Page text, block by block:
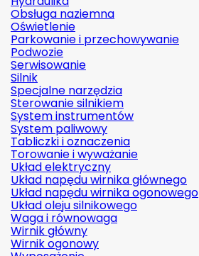
Obsługa naziemna
Oświetlenie
Parkowanie i przechowywanie
Podwozie
Serwisowanie
Silnik
Specjalne narzędzia
Sterowanie silnikiem
System instrumentów
System paliwowy
Tabliczki i oznaczenia
Torowanie i wyważanie
Układ elektryczny
Układ napędu wirnika głównego
Układ napędu wirnika ogonowego
Układ oleju silnikowego
Waga i równowaga
Wirnik główny
Wirnik ogonowy